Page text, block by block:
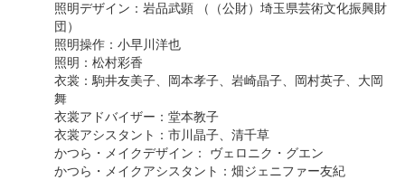
照明デザイン：岩品武顕 （（公財）埼玉県芸術文化振興財
団）
照明操作：小早川洋也
照明：松村彩香
衣裳：駒井友美子、岡本孝子、岩崎晶子、岡村英子、大岡
舞
衣裳アドバイザー：堂本教子
衣裳アシスタント：市川晶子、清千草
かつら・メイクデザイン： ヴェロニク・グエン
かつら・メイクアシスタント：畑ジェニファー友紀